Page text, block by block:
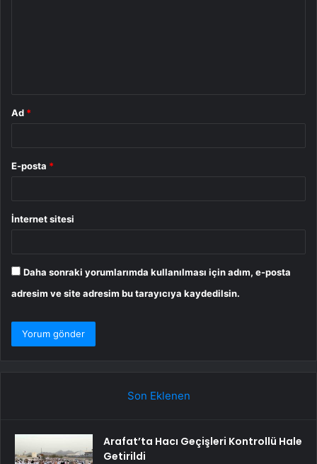
Ad *
E-posta *
İnternet sitesi
Daha sonraki yorumlarımda kullanılması için adım, e-posta
adresim ve site adresim bu tarayıcıya kaydedilsin.
Son Eklenen
Arafat’ta Hacı Geçişleri Kontrollü Hale
Getirildi